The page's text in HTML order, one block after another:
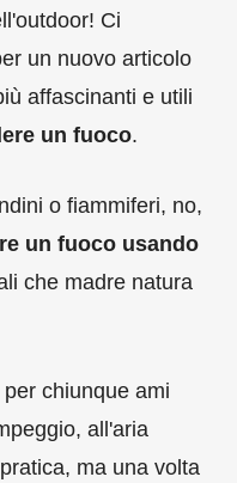
Ci
un nuovo articolo
affascinanti e utili
un fuoco.
o fiammiferi, no,
un fuoco usando
che madre natura
chiunque ami
all'aria
ma una volta